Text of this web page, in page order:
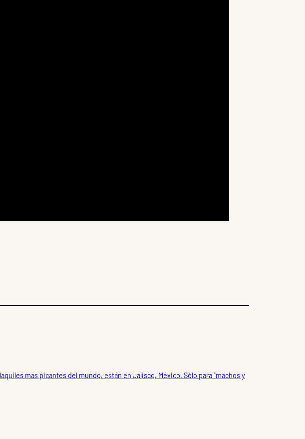
mas picantes del mundo, están en Jalisco, México. Sólo para “machos y